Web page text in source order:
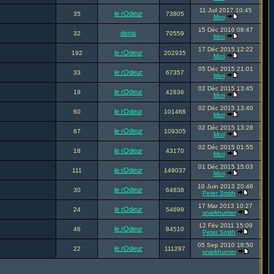
35 le rOdeur 73805
11 Juil 2017 10:45
Mori
32 denis 70559
15 Déc 2016 08:47
Mori
192 le rOdeur 202935
17 Déc 2015 12:22
Mori
33 le rOdeur 67357
05 Déc 2015 21:01
Mori
19 le rOdeur 42836
02 Déc 2015 13:45
Mori
60 le rOdeur 101468
02 Déc 2015 13:40
Mori
67 le rOdeur 109305
02 Déc 2015 13:28
Mori
18 le rOdeur 43170
02 Déc 2015 01:55
Mori
111 le rOdeur 149037
01 Déc 2015 15:03
Mori
30 le rOdeur 64838
10 Juin 2013 20:46
Peter Smith
24 le rOdeur 54699
17 Mar 2013 10:27
snarkhunter
46 le rOdeur 84510
12 Fév 2011 15:09
Peter Smith
22 le rOdeur 111297
05 Sep 2010 18:50
snarkhunter